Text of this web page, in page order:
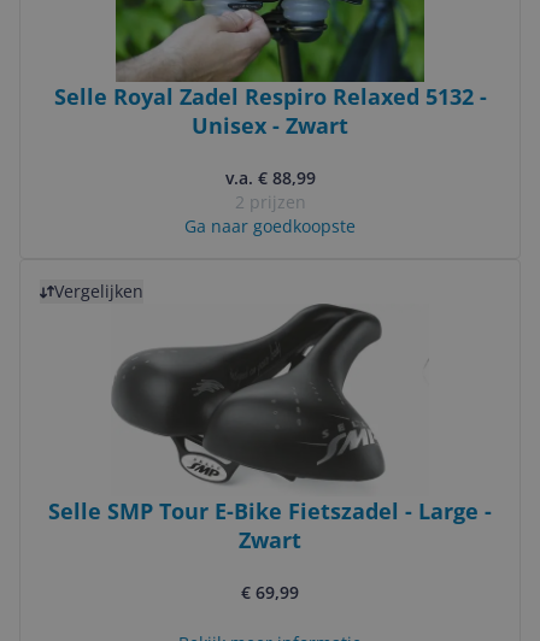
Selle Royal Zadel Respiro Relaxed 5132 -
Unisex - Zwart
v.a. € 88,99
2 prijzen
Ga naar goedkoopste
Vergelijken
Selle SMP Tour E-Bike Fietszadel - Large -
Zwart
€ 69,99